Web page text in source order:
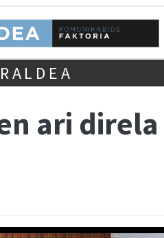
ari direla